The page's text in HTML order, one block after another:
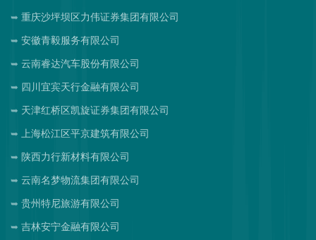
重庆沙坪坝区力伟证券集团有限公司
安徽青毅服务有限公司
云南睿达汽车股份有限公司
四川宜宾天行金融有限公司
天津红桥区凯旋证券集团有限公司
上海松江区平京建筑有限公司
陕西力行新材料有限公司
云南名梦物流集团有限公司
贵州特尼旅游有限公司
吉林安宁金融有限公司